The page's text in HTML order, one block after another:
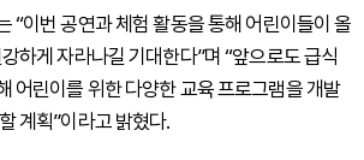
“이번 공연과 체험 활동을 통해 어린이들이 올
하게 자라나길 기대한다”며 “앞으로도 급식
어린이를 위한 다양한 교육 프로그램을 개발
계획”이라고 밝혔다.